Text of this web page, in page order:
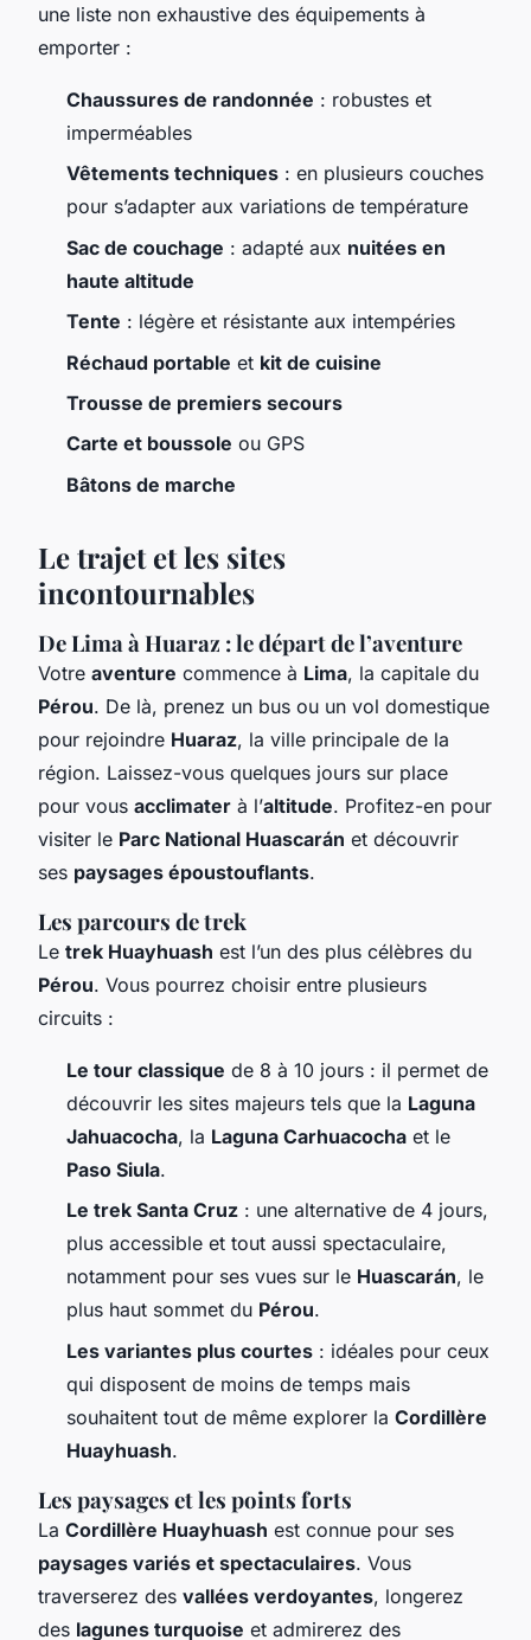
une liste non exhaustive des équipements à
emporter :
Chaussures de randonnée : robustes et
imperméables
Vêtements techniques : en plusieurs couches
pour s’adapter aux variations de température
Sac de couchage : adapté aux nuitées en
haute altitude
Tente : légère et résistante aux intempéries
Réchaud portable et kit de cuisine
Trousse de premiers secours
Carte et boussole ou GPS
Bâtons de marche
Le trajet et les sites
incontournables
De Lima à Huaraz : le départ de l’aventure
Votre aventure commence à Lima, la capitale du
Pérou. De là, prenez un bus ou un vol domestique
pour rejoindre Huaraz, la ville principale de la
région. Laissez-vous quelques jours sur place
pour vous acclimater à l’altitude. Profitez-en pour
visiter le Parc National Huascarán et découvrir
ses paysages époustouflants.
Les parcours de trek
Le trek Huayhuash est l’un des plus célèbres du
Pérou. Vous pourrez choisir entre plusieurs
circuits :
Le tour classique de 8 à 10 jours : il permet de
découvrir les sites majeurs tels que la Laguna
Jahuacocha, la Laguna Carhuacocha et le
Paso Siula.
Le trek Santa Cruz : une alternative de 4 jours,
plus accessible et tout aussi spectaculaire,
notamment pour ses vues sur le Huascarán, le
plus haut sommet du Pérou.
Les variantes plus courtes : idéales pour ceux
qui disposent de moins de temps mais
souhaitent tout de même explorer la Cordillère
Huayhuash.
Les paysages et les points forts
La Cordillère Huayhuash est connue pour ses
paysages variés et spectaculaires. Vous
traverserez des vallées verdoyantes, longerez
des lagunes turquoise et admirerez des